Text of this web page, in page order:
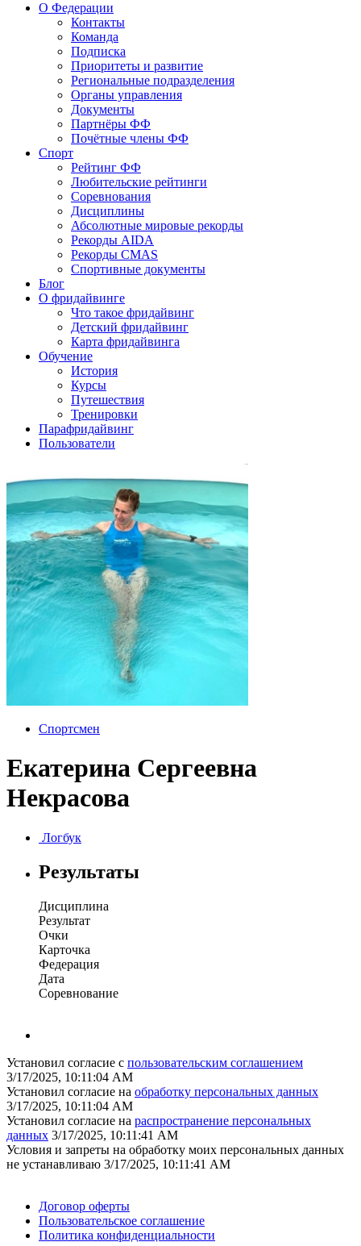
О Федерации
Контакты
Команда
Подписка
Приоритеты и развитие
Региональные подразделения
Органы управления
Документы
Партнёры ФФ
Почётные члены ФФ
Спорт
Рейтинг ФФ
Любительские рейтинги
Соревнования
Дисциплины
Абсолютные мировые рекорды
Рекорды AIDA
Рекорды CMAS
Спортивные документы
Блог
О фридайвинге
Что такое фридайвинг
Детский фридайвинг
Карта фридайвинга
Обучение
История
Курсы
Путешествия
Тренировки
Парафридайвинг
Пользователи
Спортсмен
Екатерина Сергеевна
Некрасова
Логбук
Результаты
Дисциплина
Результат
Очки
Карточка
Федерация
Дата
Соревнование
Установил согласие с пользовательским соглашением
3/17/2025, 10:11:04 AM
Установил согласие на обработку персональных данных
3/17/2025, 10:11:04 AM
Установил согласие на распространение персональных
данных 3/17/2025, 10:11:41 AM
Условия и запреты на обработку моих персональных данных
не устанавливаю 3/17/2025, 10:11:41 AM
Договор оферты
Пользовательское соглашение
Политика конфиденциальности